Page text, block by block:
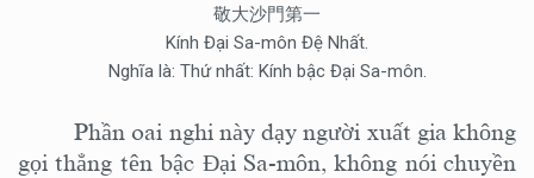
敬大沙門第一
Kính Đại Sa-môn Đệ Nhất.
Nghĩa là: Thứ nhất: Kính bậc Đại Sa-môn.
Phần oai nghi này dạy người xuất giakhông
gọi thẳng tên bậc Đại Sa-môn, không nói chuyền